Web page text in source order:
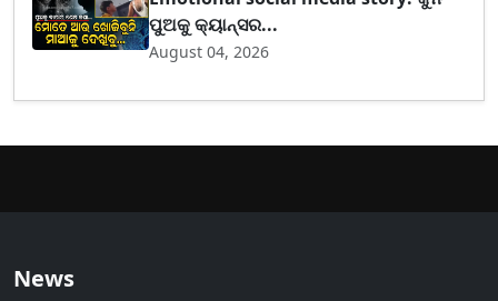
ପୁଅକୁ କ୍ୟାନ୍ସର...
August 04, 2026
News